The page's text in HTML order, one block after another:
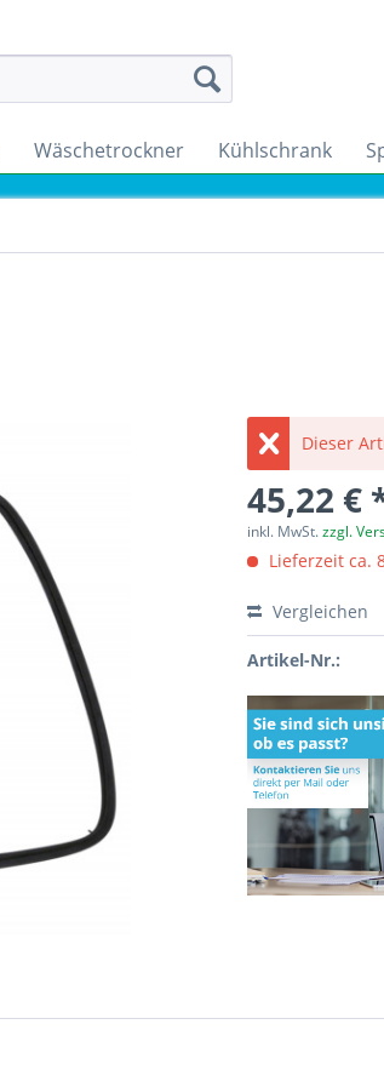
Wäschetrockner Kühlschrank
Dieser
45,22 €
inkl. MwSt.zzgl.
Lieferzeit ca.
Vergleichen
Artikel-Nr.: